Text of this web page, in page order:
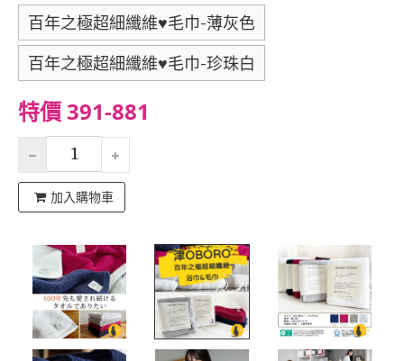
百年之極超細纖維♥毛巾-薄灰色
百年之極超細纖維♥毛巾-珍珠白
特價 391-881
加入購物車